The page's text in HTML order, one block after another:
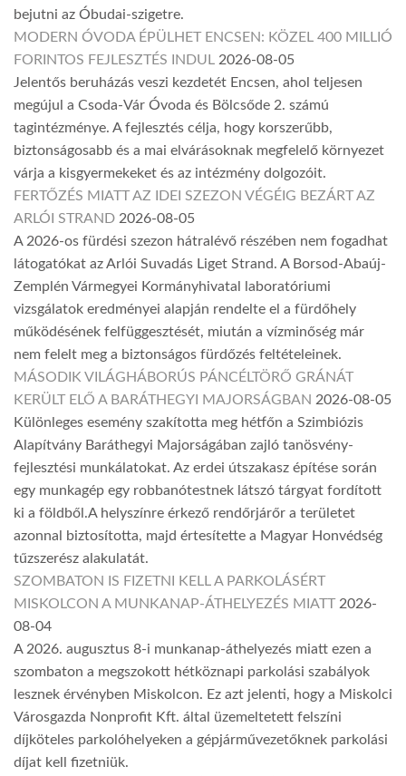
bejutni az Óbudai-szigetre.
MODERN ÓVODA ÉPÜLHET ENCSEN: KÖZEL 400 MILLIÓ
FORINTOS FEJLESZTÉS INDUL 2026-08-05
Jelentős beruházás veszi kezdetét Encsen, ahol teljesen
megújul a Csoda-Vár Óvoda és Bölcsőde 2. számú
tagintézménye. A fejlesztés célja, hogy korszerűbb,
biztonságosabb és a mai elvárásoknak megfelelő környezet
várja a kisgyermekeket és az intézmény dolgozóit.
FERTŐZÉS MIATT AZ IDEI SZEZON VÉGÉIG BEZÁRT AZ
ARLÓI STRAND 2026-08-05
A 2026-os fürdési szezon hátralévő részében nem fogadhat
látogatókat az Arlói Suvadás Liget Strand. A Borsod-Abaúj-
Zemplén Vármegyei Kormányhivatal laboratóriumi
vizsgálatok eredményei alapján rendelte el a fürdőhely
működésének felfüggesztését, miután a vízminőség már
nem felelt meg a biztonságos fürdőzés feltételeinek.
MÁSODIK VILÁGHÁBORÚS PÁNCÉLTÖRŐ GRÁNÁT
KERÜLT ELŐ A BARÁTHEGYI MAJORSÁGBAN 2026-08-05
Különleges esemény szakította meg hétfőn a Szimbiózis
Alapítvány Baráthegyi Majorságában zajló tanösvény-
fejlesztési munkálatokat. Az erdei útszakasz építése során
egy munkagép egy robbanótestnek látszó tárgyat fordított
ki a földből.A helyszínre érkező rendőrjárőr a területet
azonnal biztosította, majd értesítette a Magyar Honvédség
tűzszerész alakulatát.
SZOMBATON IS FIZETNI KELL A PARKOLÁSÉRT
MISKOLCON A MUNKANAP-ÁTHELYEZÉS MIATT 2026-
08-04
A 2026. augusztus 8-i munkanap-áthelyezés miatt ezen a
szombaton a megszokott hétköznapi parkolási szabályok
lesznek érvényben Miskolcon. Ez azt jelenti, hogy a Miskolci
Városgazda Nonprofit Kft. által üzemeltetett felszíni
díjköteles parkolóhelyeken a gépjárművezetőknek parkolási
díjat kell fizetniük.